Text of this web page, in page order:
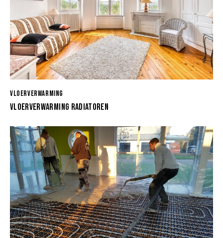
VLOERVERWARMING
VLOERVERWARMING RADIATOREN